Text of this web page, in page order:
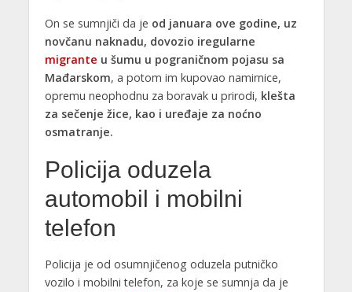
On se sumnjiči da je od januara ove godine, uz
novčanu naknadu, dovozio iregularne
migrante u šumu u pograničnom pojasu sa
Mađarskom, a potom im kupovao namirnice,
opremu neophodnu za boravak u prirodi, klešta
za sečenje žice, kao i uređaje za noćno
osmatranje.
Policija oduzela
automobil i mobilni
telefon
Policija je od osumnjičenog oduzela putničko
vozilo i mobilni telefon, za koje se sumnja da je